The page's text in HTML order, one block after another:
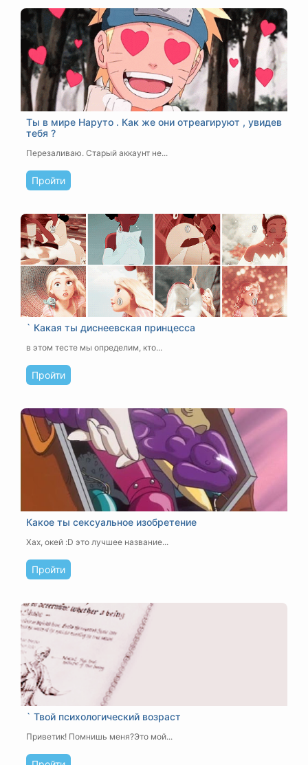
Ты в мире Наруто . Как же они отреагируют , увидев
тебя ?
Перезаливаю. Старый аккаунт не...
Пройти
` Какая ты диснеевская принцесса
в этом тесте мы определим, кто...
Пройти
Какое ты сексуальное изобретение
Хах, окей :D это лучшее название...
Пройти
` Твой психологический возраст
Приветик! Помнишь меня?Это мой...